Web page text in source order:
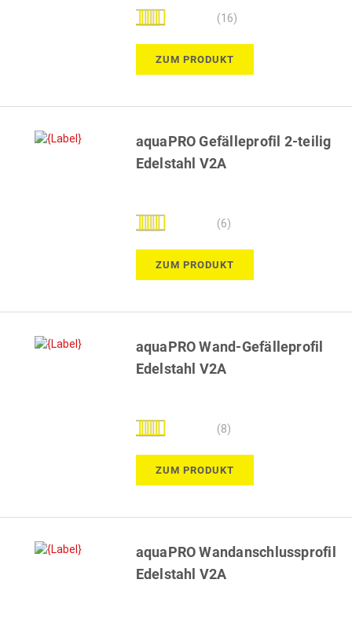
Bewertung: (16)
ZUM PRODUKT
aquaPRO Gefälleprofil 2-teilig
Edelstahl V2A
Bewertung: (6)
ZUM PRODUKT
aquaPRO Wand-Gefälleprofil
Edelstahl V2A
Bewertung: (8)
ZUM PRODUKT
aquaPRO Wandanschlussprofil
Edelstahl V2A